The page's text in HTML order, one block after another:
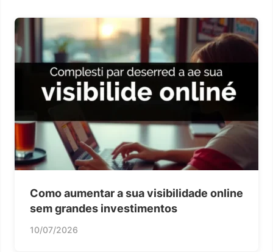
Como aumentar a sua visibilidade online
sem grandes investimentos
10/07/2026